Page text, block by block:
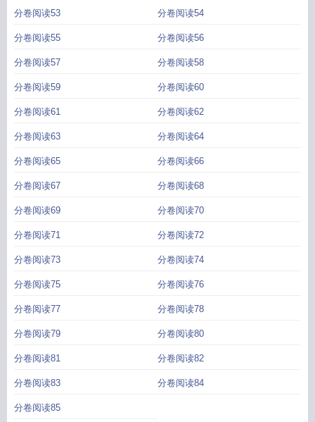
分卷阅读53 分卷阅读54
分卷阅读55 分卷阅读56
分卷阅读57 分卷阅读58
分卷阅读59 分卷阅读60
分卷阅读61 分卷阅读62
分卷阅读63 分卷阅读64
分卷阅读65 分卷阅读66
分卷阅读67 分卷阅读68
分卷阅读69 分卷阅读70
分卷阅读71 分卷阅读72
分卷阅读73 分卷阅读74
分卷阅读75 分卷阅读76
分卷阅读77 分卷阅读78
分卷阅读79 分卷阅读80
分卷阅读81 分卷阅读82
分卷阅读83 分卷阅读84
分卷阅读85